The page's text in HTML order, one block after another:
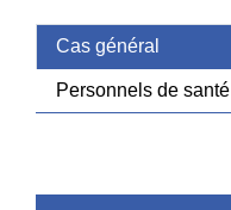
Cas général
Personnels de santé